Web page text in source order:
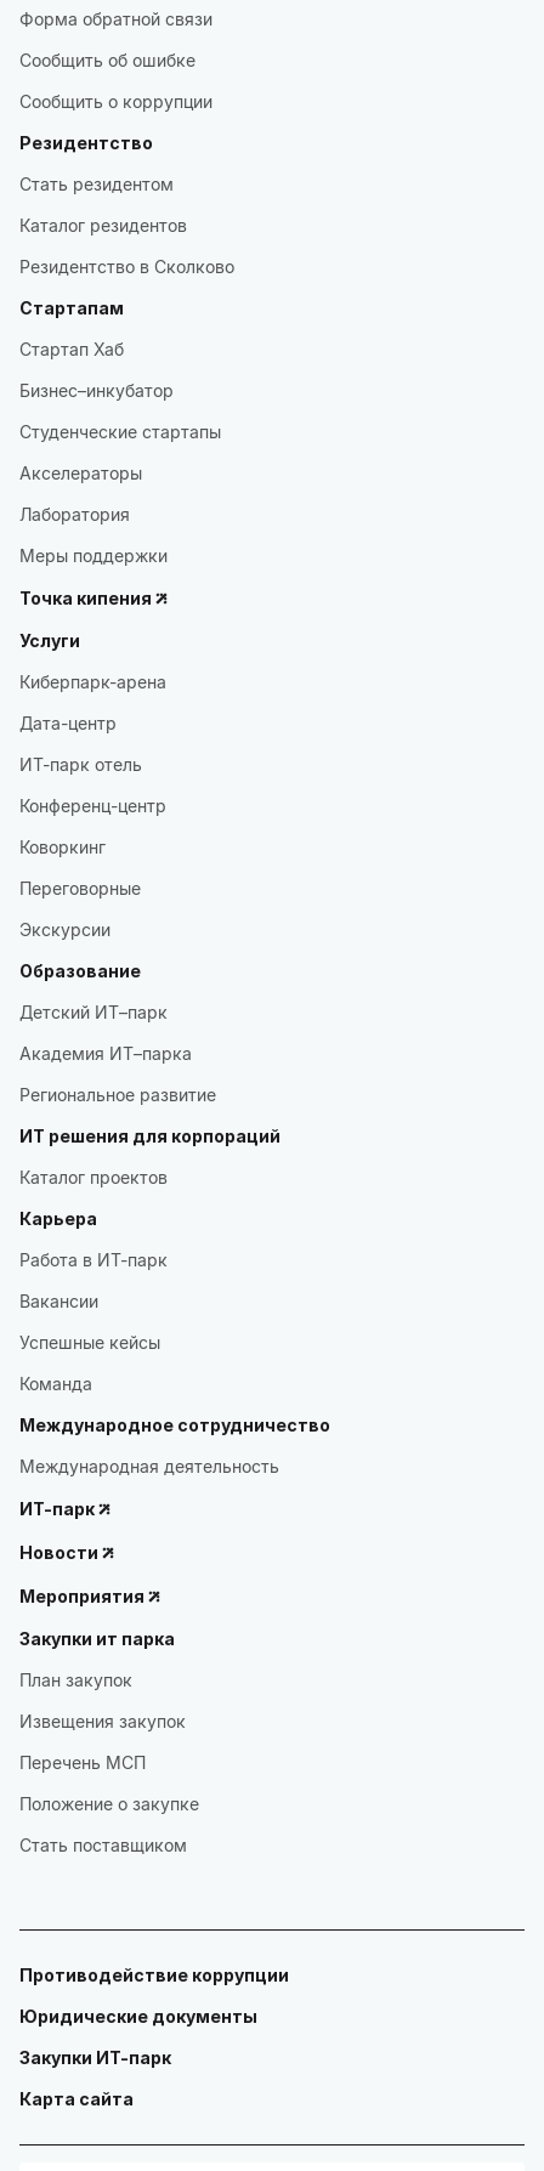
Форма обратной связи
Сообщить об ошибке
Сообщить о коррупции
Резидентство
Стать резидентом
Каталог резидентов
Резидентство в Сколково
Стартапам
Стартап Хаб
Бизнес–инкубатор
Студенческие стартапы
Акселераторы
Лаборатория
Меры поддержки
Точка кипения
Услуги
Киберпарк-арена
Дата-центр
ИТ-парк отель
Конференц-центр
Коворкинг
Переговорные
Экскурсии
Образование
Детский ИТ–парк
Академия ИТ–парка
Региональное развитие
ИТ решения для корпораций
Каталог проектов
Карьера
Работа в ИТ-парк
Вакансии
Успешные кейсы
Команда
Международное сотрудничество
Международная деятельность
ИТ-парк
Новости
Мероприятия
Закупки ит парка
План закупок
Извещения закупок
Перечень МСП
Положение о закупке
Стать поставщиком
Противодействие коррупции
Юридические документы
Закупки ИТ-парк
Карта сайта